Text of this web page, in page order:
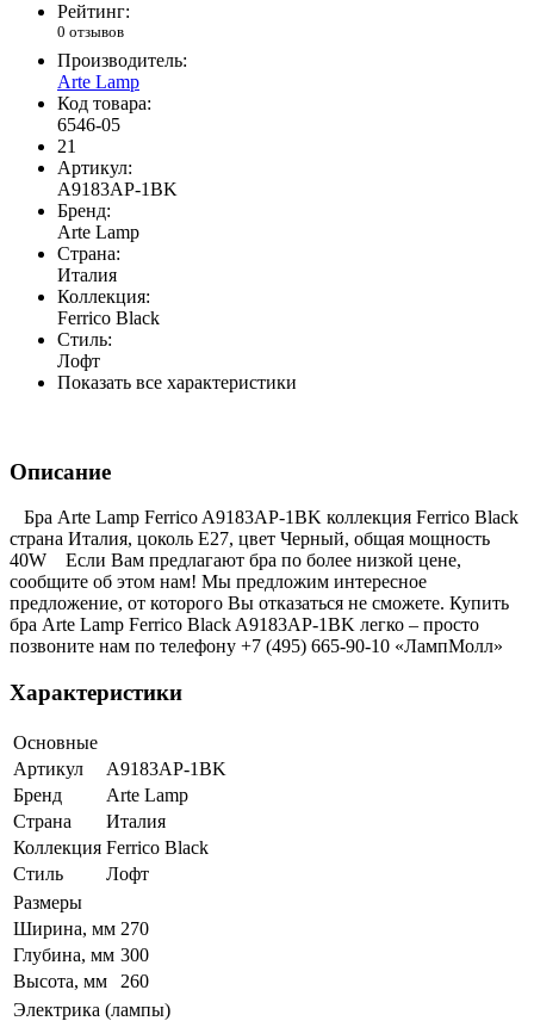
Рейтинг:
0 отзывов
Производитель:
Arte Lamp
Код товара:
6546-05
21
Артикул:
A9183AP-1BK
Бренд:
Arte Lamp
Страна:
Италия
Коллекция:
Ferrico Black
Стиль:
Лофт
Показать все характеристики
Описание
Бра Arte Lamp Ferrico A9183AP-1BK коллекция Ferrico Black
страна Италия, цоколь E27, цвет Черный, общая мощность
40W Если Вам предлагают бра по более низкой цене,
сообщите об этом нам! Мы предложим интересное
предложение, от которого Вы отказаться не сможете. Купить
бра Arte Lamp Ferrico Black A9183AP-1BK легко – просто
позвоните нам по телефону +7 (495) 665-90-10 «ЛампМолл»
Характеристики
Основные
Артикул
A9183AP-1BK
Бренд
Arte Lamp
Страна
Италия
Коллекция Ferrico Black
Стиль
Лофт
Размеры
Ширина, мм 270
Глубина, мм 300
Высота, мм
260
Электрика (лампы)